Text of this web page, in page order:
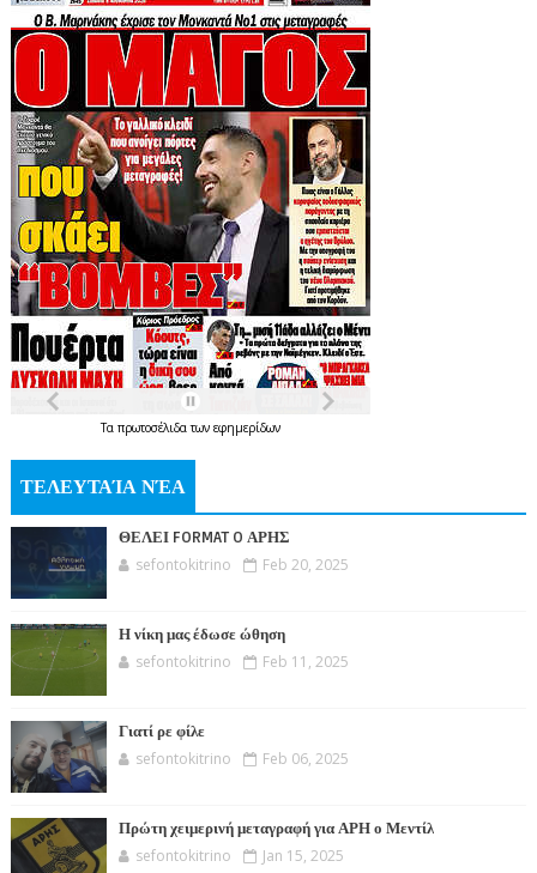
Τα πρωτοσέλιδατων εφημερίδων
ΤΕΛΕΥΤΑΊΑ ΝΈΑ
ΘΕΛΕΙ FORMAT O ΑΡΗΣ
sefontokitrino Feb 20, 2025
Η νίκη μας έδωσε ώθηση
sefontokitrino Feb 11, 2025
Γιατί ρε φίλε
sefontokitrino Feb 06, 2025
Πρώτη χειμερινή μεταγραφή για ΑΡΗ ο Μεντίλ
sefontokitrino Jan 15, 2025